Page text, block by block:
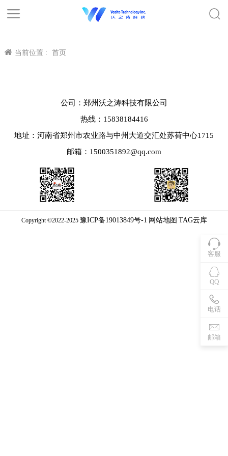
当前位置 : 首页
客服
QQ
电话
邮箱
公司：郑州沃之涛科技有限公司
热线：15838184416
地址：河南省郑州市农业路与中州大道交汇处苏荷中心1715
邮箱：1500351892@qq.com
Copyright ©2022-2025 豫ICP备19013849号-1 网站地图 TAG云库